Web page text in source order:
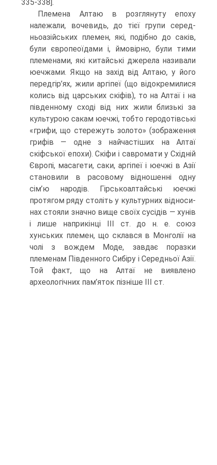
335-338].
Племена Алтаю в розглянуту епоху
належали, вочевидь, до тієї групи серед-
ньоазійських племен, які, подібно до саків,
були європеоїдами і, ймовірно, були тими
племенами, які китайські джерела називали
юечжами. Якщо на захід від Алтаю, у його
передгір’ях, жили аргіпеї (що відокремилися
колись від царських скіфів), то на Алтаї і на
південному сході від них жили близькі за
культурою сакам юечжі, тобто геродотівські
«грифи, що стережуть золото» (зображення
грифів — одне з найчастіших на Алтаї
скіфської епохи). Скіфи і савромати у Східній
Єв­ропі, масагети, саки, аргіпеї і юечжі в Азії
становили в расовому відношенні одну
сім’ю народів. Гірськоалтайські юечжі
протягом ряду століть у культурних відноси­
нах стояли значно вище своїх сусідів — хунів
і лише наприкінці III ст. до н. е. союз
хунських племен, що склався в Монголії на
чолі з вождем Моде, завдає поразки
племенам Південного Сибіру і Середньої Азії.
Той факт, що на Алтаї не виявлено
археологічних пам’яток пізніше III ст.